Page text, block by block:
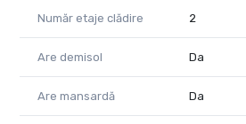
Telefon: 0746756071
CP2828279
Număr etaje clădire 2
Are demisol Da
Are mansardă Da